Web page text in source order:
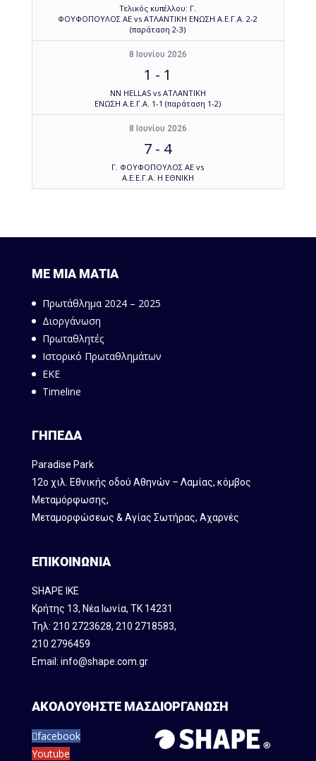
Τελικός κυπέλλου: Γ.
ΦΟΥΦΟΠΟΥΛΟΣ ΑΕ vs ΑΤΛΑΝΤΙΚΗ ΕΝΩΣΗ Α.Ε.Γ.Α. 2-2
(παράταση 2-3)
8 Ιουνίου 2026
1 - 1
NN HELLAS vs ΑΤΛΑΝΤΙΚΗ
ΕΝΩΣΗ Α.Ε.Γ.Α. 1-1 (παράταση 1-2)
8 Ιουνίου 2026
7 - 4
Γ. ΦΟΥΦΟΠΟΥΛΟΣ ΑΕ vs
Α.Ε.Ε.Γ.Α. Η ΕΘΝΙΚΗ
ΜΕ ΜΙΑ ΜΑΤΙΑ
Πρωτάθλημα 2024 – 2025
Διοργάνωση
Πρωταθλητές
Ιστορικό Πρωταθλημάτων
ΕΚΕ
Timeline
ΓΗΠΕΔΑ
Paradise Park
12ο χιλ. Εθνικής οδού Αθηνών – Λαμίας, κόμβος
Mεταμόρφωσης,
Μεταμορφώσεως & Αγίας Σωτήρας, Αχαρνές
ΕΠΙΚΟΙΝΩΝΙΑ
SHAPE IKE
Κρήτης 13, Νέα Ιωνία, ΤΚ 14231
Τηλ: 210 2723628, 210 2718583,
210 2796459
Email: info@shape.com.gr
ΑΚΟΛΟΥΘΗΣΤΕ ΜΑΣ
facebook
Youtube
ΔΙΟΡΓΑΝΩΣΗ